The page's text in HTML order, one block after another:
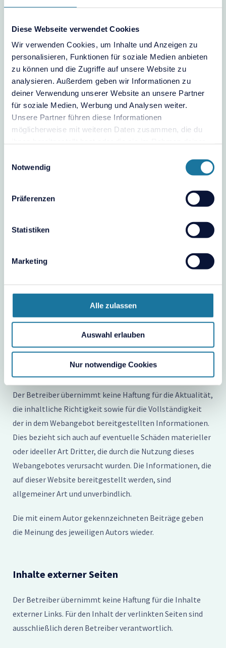
Diese Webseite verwendet Cookies
Wir verwenden Cookies, um Inhalte und Anzeigen zu
personalisieren, Funktionen für soziale Medien anbieten
zu können und die Zugriffe auf unsere Website zu
analysieren. Außerdem geben wir Informationen zu
deiner Verwendung unserer Website an unsere Partner
für soziale Medien, Werbung und Analysen weiter.
Unsere Partner führen diese Informationen
möglicherweise mit weiteren Daten zusammen, die du
Notwendig
Präferenzen
Statistiken
Marketing
Alle zulassen
Auswahl erlauben
Nur notwendige Cookies
teambits GmbH.
Bildnachweis
Nachfolgend erhältst du Angaben zu den Urhebern der
verwendeten Bilder:
Thorben Wengert / pixelio.de
Vielen Dank an alle Fotografen und an die Kunden, die uns
Fotomaterial aus den Veranstaltungen überlassen und zur
Datenschutzhinweis
Alle auf dieser Website genannten Personen
widersprechen hiermit jeder kommerziellen Verwendung
und Weitergabe ihrer Daten (vgl. § 28 BDSG).
Unverbindlichkeit der Informationen
Wir sind bemüht, unser Webangebot stets aktuell und
inhaltlich richtig sowie vollständig anzubieten. Dennoch
ist das Auftreten von Fehlern nicht völlig auszuschließen.
Der Betreiber übernimmt keine Haftung für die Aktualität,
die inhaltliche Richtigkeit sowie für die Vollständigkeit
der in dem Webangebot bereitgestellten Informationen.
Dies bezieht sich auch auf eventuelle Schäden materieller
oder ideeller Art Dritter, die durch die Nutzung dieses
Webangebotes verursacht wurden. Die Informationen, die
auf dieser Website bereitgestellt werden, sind
allgemeiner Art und unverbindlich.
Die mit einem Autor gekennzeichneten Beiträge geben
die Meinung des jeweiligen Autors wieder.
Inhalte externer Seiten
Der Betreiber übernimmt keine Haftung für die Inhalte
externer Links. Für den Inhalt der verlinkten Seiten sind
ausschließlich deren Betreiber verantwortlich.